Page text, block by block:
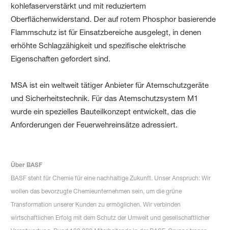
kohlefaserverstärkt und mit reduziertem
Oberflächenwiderstand. Der auf rotem Phosphor basierende
Flammschutz ist für Einsatzbereiche ausgelegt, in denen
erhöhte Schlagzähigkeit und spezifische elektrische
Eigenschaften gefordert sind.
MSA ist ein weltweit tätiger Anbieter für Atemschutzgeräte
und Sicherheitstechnik. Für das Atemschutzsystem M1
wurde ein spezielles Bauteilkonzept entwickelt, das die
Anforderungen der Feuerwehreinsätze adressiert.
Über BASF
BASF steht für Chemie für eine nachhaltige Zukunft. Unser Anspruch: Wir
wollen das bevorzugte Chemieunternehmen sein, um die grüne
Transformation unserer Kunden zu ermöglichen. Wir verbinden
wirtschaftlichen Erfolg mit dem Schutz der Umwelt und gesellschaftlicher